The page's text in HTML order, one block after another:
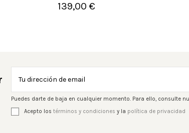
139,00 €
Añadir al carrito
Puedes darte de baja en cualquier momento. Para ello, consulte
Acepto los términos y condiciones y la política de privacidad